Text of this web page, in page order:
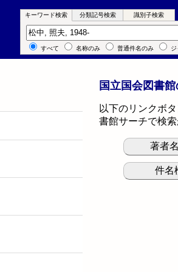
キーワード検索 分類記号検索 識別子検索
キーワード検索
すべて 名称のみ 普通件名のみ
国立国会図書
以下のリンクボ
書館サーチで検索
著者
件名